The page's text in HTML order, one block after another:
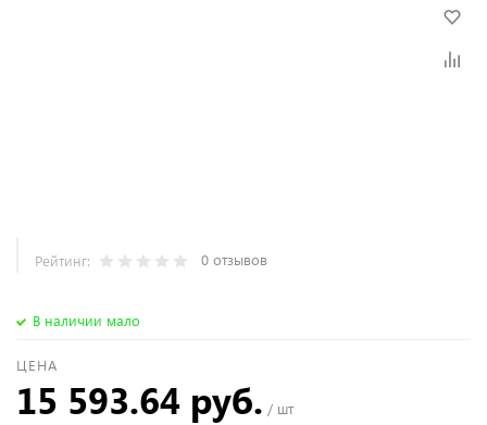
Рейтинг: 0 отзывов
В наличии мало
ЦЕНА
15 593.64 руб. / шт